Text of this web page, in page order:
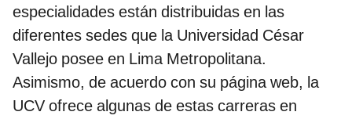
especialidades están distribuidas en las
diferentes sedes que la Universidad César
Vallejo posee en Lima Metropolitana.
Asimismo, de acuerdo con su página web, la
UCV ofrece algunas de estas carreras en